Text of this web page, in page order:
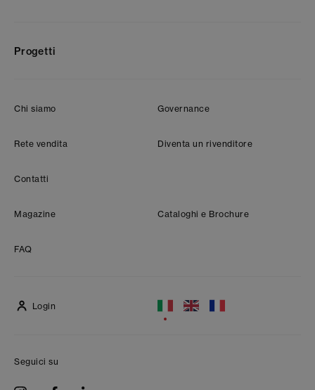
Progetti
Chi siamo Governance
Rete vendita Diventa un rivenditore
Contatti
Magazine Cataloghi e Brochure
FAQ
Login
Seguici su